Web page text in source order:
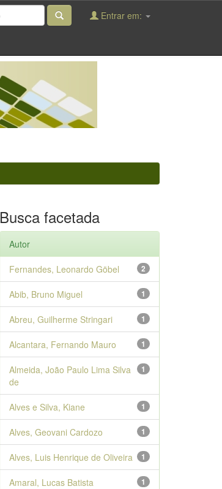
Entrar em:
Busca facetada
Autor
2
Fernandes, Leonardo Göbel
1
Abib, Bruno Miguel
1
Abreu, Guilherme Stringari
1
Alcantara, Fernando Mauro
1
Almeida, João Paulo Lima Silva
de
1
Alves e Silva, Kiane
1
Alves, Geovani Cardozo
1
Alves, Luis Henrique de Oliveira
1
Amaral, Lucas Batista